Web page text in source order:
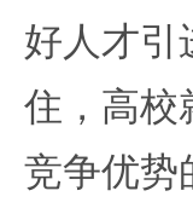
好人才引
住，高校
竞争优势